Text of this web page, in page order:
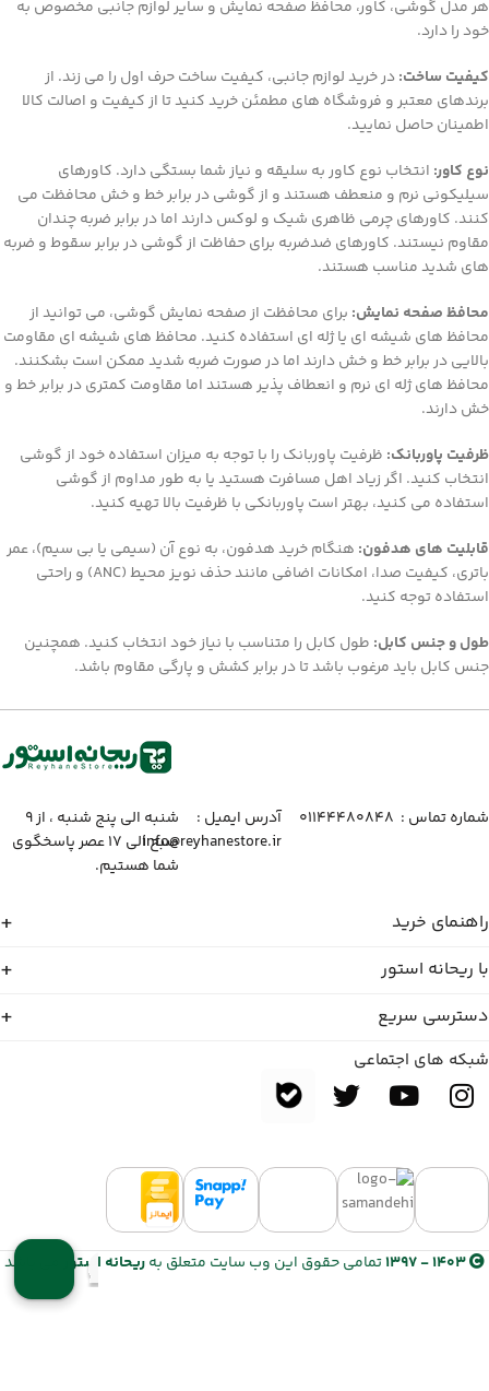
هر مدل گوشی، کاور، محافظ صفحه نمایش و سایر لوازم جانبی مخصوص به
خود را دارد.
کیفیت ساخت:در خرید لوازم جانبی، کیفیت ساخت حرف اول را می زند. از
برندهای معتبر و فروشگاه های مطمئن خرید کنید تا از کیفیت و اصالت کالا
اطمینان حاصل نمایید.
نوع کاور: انتخاب نوع کاور به سلیقه و نیاز شما بستگی دارد. کاورهای
سیلیکونی نرم و منعطف هستند و از گوشی در برابر خط و خش محافظت می
کنند. کاورهای چرمی ظاهری شیک و لوکس دارند اما در برابر ضربه چندان
مقاوم نیستند. کاورهای ضدضربه برای حفاظت از گوشی در برابر سقوط و ضربه
های شدید مناسب هستند.
محافظ صفحه نمایش: برای محافظت از صفحه نمایش گوشی، می توانید از
محافظ های شیشه ای یا ژله ای استفاده کنید. محافظ های شیشه ای مقاومت
بالایی در برابر خط و خش دارند اما در صورت ضربه شدید ممکن است بشکنند.
محافظ های ژله ای نرم و انعطاف پذیر هستند اما مقاومت کمتری در برابر خط و
خش دارند.
ظرفیت پاوربانک: ظرفیت پاوربانک را با توجه به میزان استفاده خود از گوشی
انتخاب کنید. اگر زیاد اهل مسافرت هستید یا به طور مداوم از گوشی
استفاده می کنید، بهتر است پاوربانکی با ظرفیت بالا تهیه کنید.
قابلیت های هدفون: هنگام خرید هدفون، به نوع آن (سیمی یا بی سیم)، عمر
باتری، کیفیت صدا، امکانات اضافی مانند حذف نویز محیط (ANC) و راحتی
استفاده توجه کنید.
طول و جنس کابل: طول کابل را متناسب با نیاز خود انتخاب کنید. همچنین
جنس کابل باید مرغوب باشد تا در برابر کشش و پارگی مقاوم باشد.
شماره تماس :‌ ۰۱۱۴۴۴۸۰۸۴۸
آدرس ایمیل :‌
info@reyhanestore.ir
شنبه الی پنج شنبه ، از ۹
صبح الی ۱۷ عصر پاسخگوی
شما هستیم.
راهنمای خرید
با ریحانه استور
دسترسی سریع
شبکه های اجتماعی
1403 - 1397 تمامی حقوق این وب سایت متعلق بهریحانه استور می باشد